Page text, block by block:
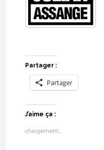
Partager :
Partager
J’aime ça :
chargement…